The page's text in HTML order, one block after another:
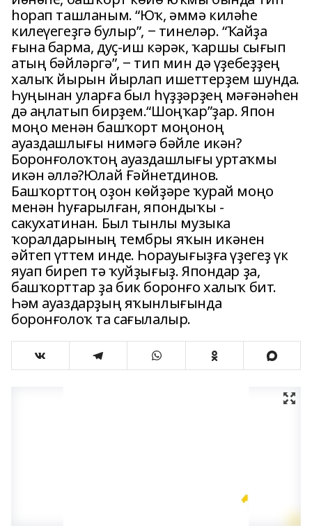
һорап ташланым. “Юҡ, әммә киләһе
килеүегеҙгә булыр”, ‒ тинеләр. “Ҡайҙа
ғына барма, дуҫ-иш кәрәк, ҡаршы сығып
атың бәйләргә”, ‒ тип мин дә үҙебеҙҙең
халыҡ йырын йырлап ишеттерҙем шунда.
Һуңынан уларға был һүҙҙәрҙең мәғәнәһен
дә аңлатып бирҙем.“Шоңҡар”ҙар. Япон
моңо менән башҡорт моңоноң
ауаздашлығы нимәгә бәйле икән?
Боронғолоҡтоң ауаздашлығы уртаҡмы
икән әллә?Юлай Ғәйнетдинов.
Башҡорттоң оҙон көйҙәре ҡурай моңо
менән һуғарылған, япондыҡы -
сакухатинан. Был тынлы музыка
ҡоралдарының тембры яҡын икәнен
әйтеп үттем инде. Һорауығыҙға үҙегеҙ үк
яуап биреп тә ҡуйҙығыҙ. Япондар ҙа,
башҡорттар ҙа бик боронғо халыҡ бит.
Һәм ауаздарҙың яҡынлығында
боронғолоҡ та сағылалыр.